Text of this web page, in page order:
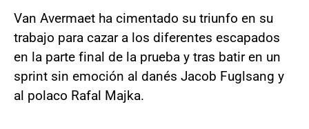
Van Avermaet ha cimentado su triunfo en su
trabajo para cazar a los diferentes escapados
en la parte final de la prueba y tras batir en un
sprint sin emoción al danés Jacob Fuglsang y
al polaco Rafal Majka.